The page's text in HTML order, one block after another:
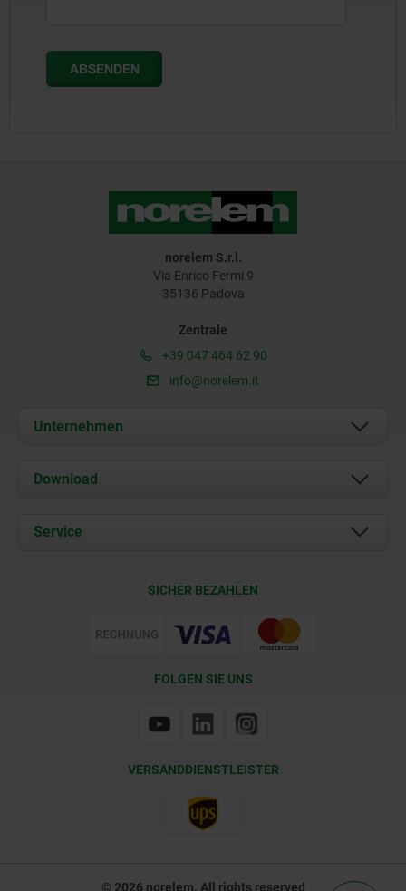
norelem S.r.l.
Via Enrico Fermi 9
35136 Padova
Zentrale
+39 047 464 62 90
info@norelem.it
Unternehmen
Über uns
Kontakt
Download
Dokumente
Service
SICHER BEZAHLEN
FOLGEN SIE UNS
VERSANDDIENSTLEISTER
© 2026 norelem. All rights reserved